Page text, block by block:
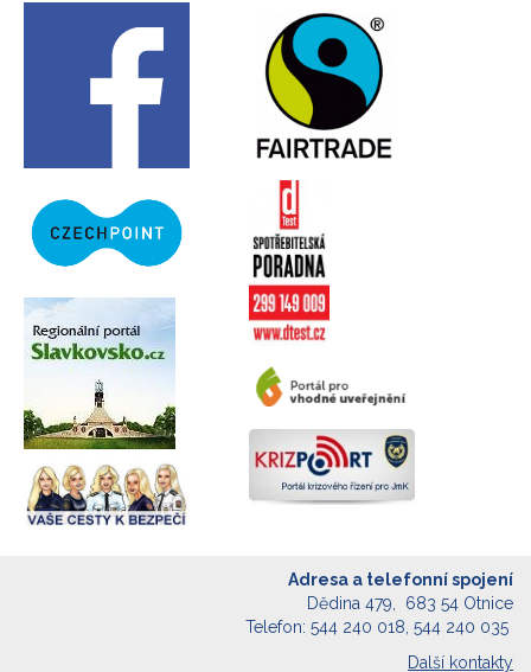
Adresa a telefonní spojení
Dědina 479, 683 54 Otnice
Telefon: 544 240 018, 544 240 035
Další kontakty